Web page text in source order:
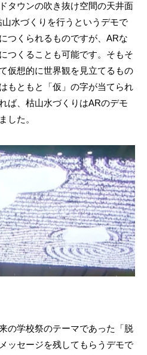
タウンの吹き抜け空間の天井面
水づくりを行うというデモで
つくられるものですが、ARな
つくることも可能です。そもそ
仮想的に世界観を見立てるもの
もともと「仮」の字が当てられ
ば、枯山水づくりはARのデモ
した。
の学校祭のテーマであった「脱
ッセージを残してもらうデモで